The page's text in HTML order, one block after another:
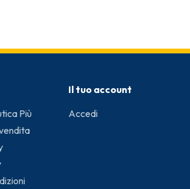
Più
Il tuo account
Accedi